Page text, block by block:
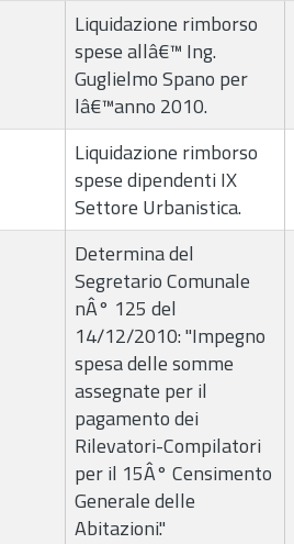
Liquidazione rimborso
spese allâ€™ Ing.
Guglielmo Spano per
lâ€™anno 2010.
Liquidazione rimborso
spese dipendenti IX
Settore Urbanistica.
Determina del
Segretario Comunale
nÂ° 125 del
14/12/2010: "Impegno
spesa delle somme
assegnate per il
pagamento dei
Rilevatori-Compilatori
per il 15Â° Censimento
Generale delle
Abitazioni."